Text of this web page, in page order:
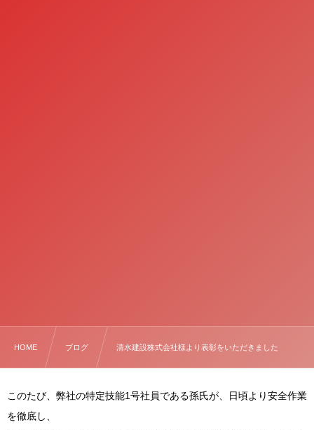
HOME ブログ 清水建設株式会社様より表彰をいただきました
このたび、弊社の特定技能1号社員である孫氏が、日頃より安全作業
を徹底し、